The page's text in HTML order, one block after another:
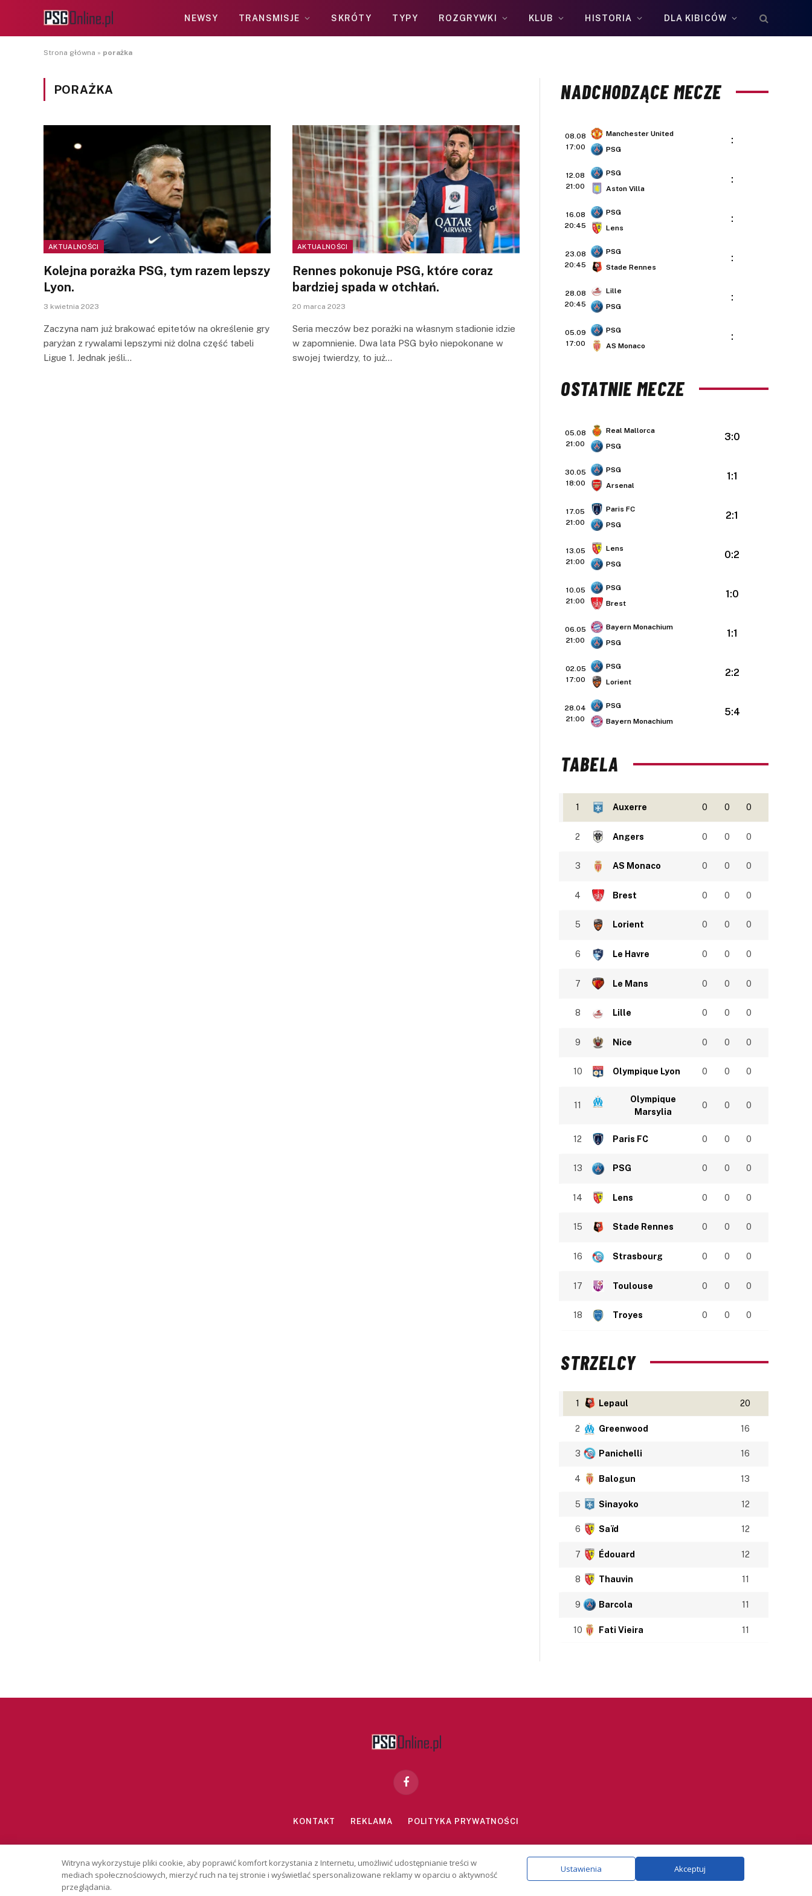
NEWSY TRANSMISJE SKRÓTY TYPY ROZGRYWKI KLUB HISTORIA DLA KIBICÓW
Strona główna » porażka
PORAŻKA
AKTUALNOŚCI
Kolejna porażka PSG, tym razem lepszy
Lyon.
3 kwietnia 2023
Zaczyna nam już brakować epitetów na określenie gry
paryżan z rywalami lepszymi niż dolna część tabeli
Ligue 1. Jednak jeśli…
AKTUALNOŚCI
Rennes pokonuje PSG, które coraz
bardziej spada w otchłań.
20 marca 2023
Seria meczów bez porażki na własnym stadionie idzie
w zapomnienie. Dwa lata PSG było niepokonane w
swojej twierdzy, to już…
NADCHODZĄCE MECZE
08.08
17:00
Manchester United
PSG
:
12.08
21:00
PSG
Aston Villa
:
16.08
20:45
PSG
Lens
:
23.08
20:45
PSG
Stade Rennes
:
28.08
20:45
Lille
PSG
:
05.09
17:00
PSG
AS Monaco
:
OSTATNIE MECZE
05.08
21:00
Real Mallorca
PSG
3:0
30.05
18:00
PSG
Arsenal
1:1
17.05
21:00
Paris FC
PSG
2:1
13.05
21:00
Lens
PSG
0:2
10.05
21:00
PSG
Brest
1:0
06.05
21:00
Bayern Monachium
PSG
1:1
02.05
17:00
PSG
Lorient
2:2
28.04
21:00
PSG
Bayern Monachium
5:4
TABELA
1 Auxerre 0 0 0
2 Angers 0 0 0
3 AS Monaco 0 0 0
4 Brest 0 0 0
5 Lorient 0 0 0
6 Le Havre 0 0 0
7 Le Mans 0 0 0
8 Lille 0 0 0
9 Nice 0 0 0
10 Olympique Lyon 0 0 0
11
Olympique
Marsylia
0 0 0
12 Paris FC 0 0 0
13 PSG 0 0 0
14 Lens 0 0 0
15 Stade Rennes 0 0 0
16 Strasbourg 0 0 0
17 Toulouse 0 0 0
18 Troyes 0 0 0
STRZELCY
1 Lepaul 20
2 Greenwood 16
3 Panichelli 16
4 Balogun 13
5 Sinayoko 12
6 Saïd 12
7 Édouard 12
8 Thauvin 11
9 Barcola 11
10 Fati Vieira 11
Facebook
KONTAKT REKLAMA POLITYKA PRYWATNOŚCI
Copyright © 2026 PSGonline.pl
Witryna wykorzystuje pliki cookie, aby poprawić komfort korzystania z Internetu, umożliwić udostępnianie treści w
mediach społecznościowych, mierzyć ruch na tej stronie i wyświetlać spersonalizowane reklamy w oparciu o aktywność
przeglądania.
Ustawienia Akceptuj